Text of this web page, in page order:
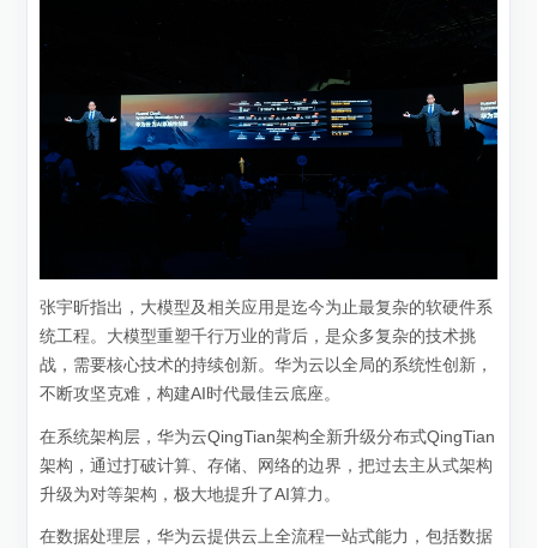
张宇昕指出，大模型及相关应用是迄今为止最复杂的软硬件系
统工程。大模型重塑千行万业的背后，是众多复杂的技术挑
战，需要核心技术的持续创新。华为云以全局的系统性创新，
不断攻坚克难，构建AI时代最佳云底座。
在系统架构层，华为云QingTian架构全新升级分布式QingTian
架构，通过打破计算、存储、网络的边界，把过去主从式架构
升级为对等架构，极大地提升了AI算力。
在数据处理层，华为云提供云上全流程一站式能力，包括数据